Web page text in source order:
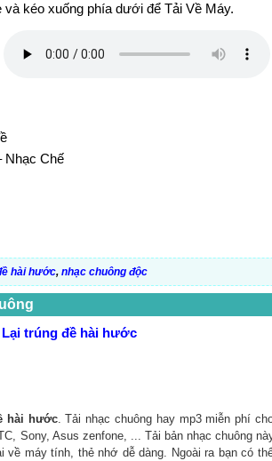
kéo xuống phía dưới để Tải Về Máy.
Nhạc Chế
hài hước, nhạc chuông độc
trúng đề hài hước
hài hước. Tải nhạc chuông hay mp3 miễn phí
Sony, Asus zenfone, ... Tải bản nhạc chuông
về máy tính, thẻ nhớ dễ dàng. Ngoài ra bạn có